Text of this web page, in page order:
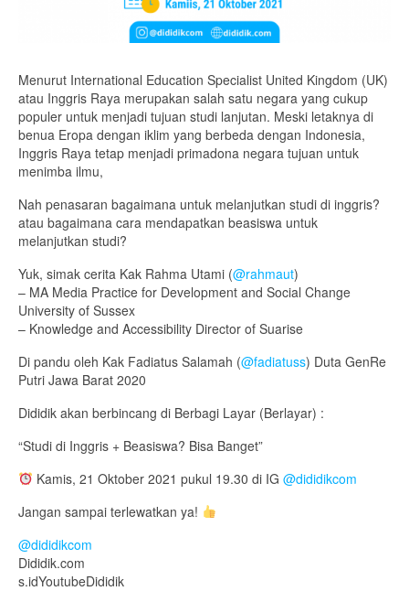
Menurut International Education Specialist United Kingdom (UK)
atau Inggris Raya merupakan salah satu negara yang cukup
populer untuk menjadi tujuan studi lanjutan. Meski letaknya di
benua Eropa dengan iklim yang berbeda dengan Indonesia,
Inggris Raya tetap menjadi primadona negara tujuan untuk
menimba ilmu,
Nah penasaran bagaimana untuk melanjutkan studi di inggris?
atau bagaimana cara mendapatkan beasiswa untuk
melanjutkan studi?
Yuk, simak cerita Kak Rahma Utami (@rahmaut)
– MA Media Practice for Development and Social Change
University of Sussex
– Knowledge and Accessibility Director of Suarise
Di pandu oleh Kak Fadiatus Salamah (@fadiatuss) Duta GenRe
Putri Jawa Barat 2020
Dididik akan berbincang di Berbagi Layar (Berlayar) :
“Studi di Inggris + Beasiswa? Bisa Banget”
Kamis, 21 Oktober 2021 pukul 19.30 di IG @dididikcom
Jangan sampai terlewatkan ya!
@dididikcom
Dididik.com
s.idYoutubeDididik